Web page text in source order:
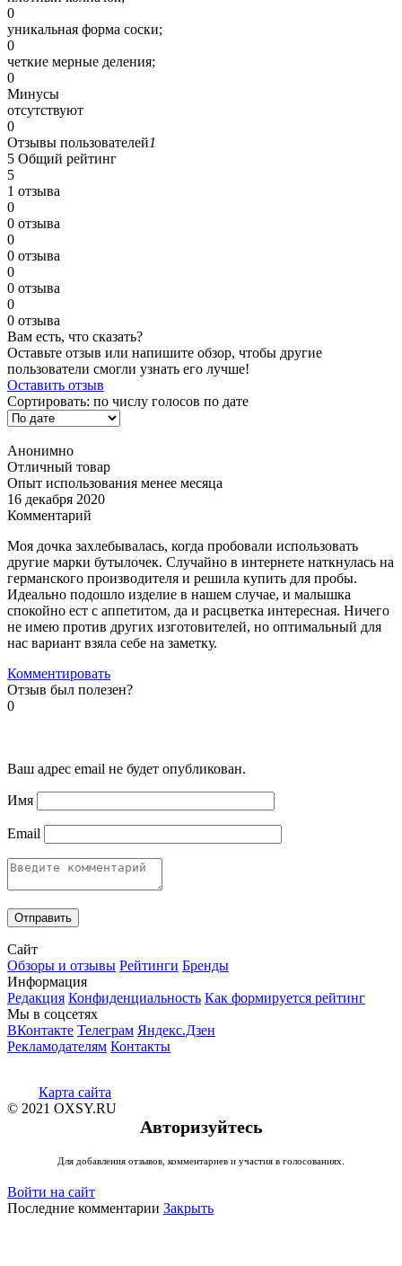
0
уникальная форма соски;
0
четкие мерные деления;
0
Минусы
отсутствуют
0
Отзывы пользователей1
5 Общий рейтинг
5
1 отзыва
0
0 отзыва
0
0 отзыва
0
0 отзыва
0
0 отзыва
Вам есть, что сказать?
Оставьте отзыв или напишите обзор, чтобы другие
пользователи смогли узнать его лучше!
Оставить отзыв
Сортировать: по числу голосов по дате
Анонимно
Отличный товар
Опыт использования менее месяца
16 декабря 2020
Комментарий
Моя дочка захлебывалась, когда пробовали использовать
другие марки бутылочек. Случайно в интернете наткнулась на
германского производителя и решила купить для пробы.
Идеально подошло изделие в нашем случае, и малышка
спокойно ест с аппетитом, да и расцветка интересная. Ничего
не имею против других изготовителей, но оптимальный для
нас вариант взяла себе на заметку.
Комментировать
Отзыв был полезен?
0
Ваш адрес email не будет опубликован.
Имя
Email
Сайт
Обзоры и отзывы Рейтинги Бренды
Информация
Редакция Конфиденциальность Как формируется рейтинг
Мы в соцсетях
ВКонтакте Телеграм Яндекс.Дзен
Рекламодателям Контакты
Карта сайта
© 2021 OXSY.RU
Авторизуйтесь
Для добавления отзывов, комментариев и участия в голосованиях.
Войти на сайт
Последние комментарии Закрыть